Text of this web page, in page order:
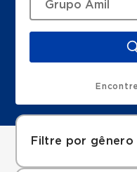
Filtre por gênero